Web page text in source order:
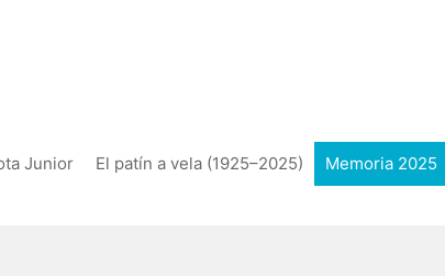
Junior El patín a vela (1925–2025) Memoria 2025